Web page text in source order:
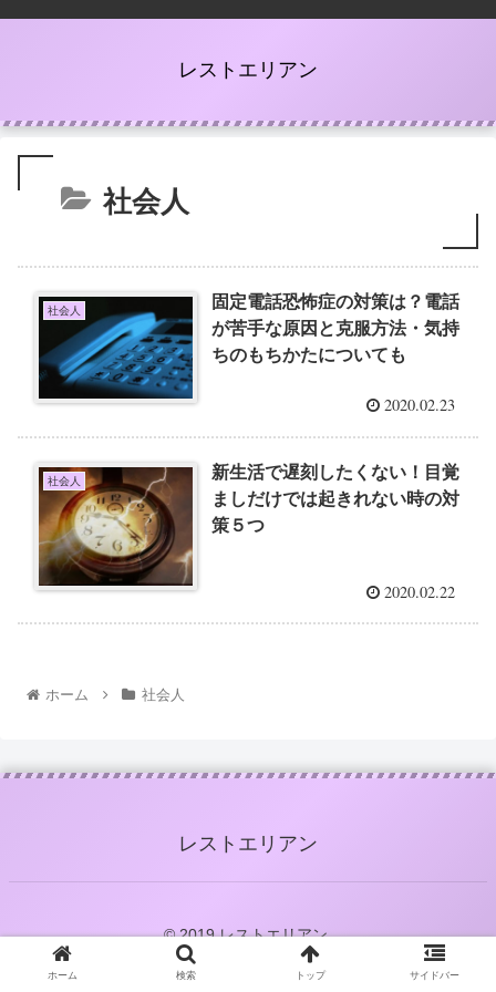
レストエリアン
社会人
社会人
固定電話恐怖症の対策は？電話
が苦手な原因と克服方法・気持
ちのもちかたについても
2020.02.23
社会人
新生活で遅刻したくない！目覚
ましだけでは起きれない時の対
策５つ
2020.02.22
ホーム 社会人
レストエリアン
© 2019 レストエリアン.
ホーム 検索 トップ サイドバー